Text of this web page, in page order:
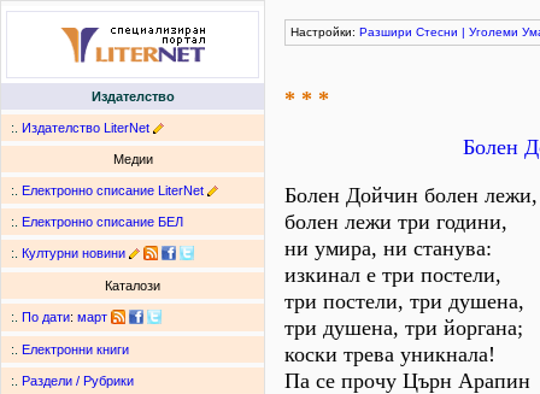
Издателство
:. Издателство LiterNet
Медии
:. Електронно списание LiterNet
:. Електронно списание БЕЛ
:. Културни новини
Каталози
:. По дати: март
:. Електронни книги
:. Раздели / Рубрики
Настройки: Разшири Стесни | Уголеми
* * *
Болен
Болен Дойчин болен лежи,
болен лежи три години,
ни умира, ни станува:
изкинал е три постели,
три постели, три душена,
три душена, три йоргана;
коски трева уникнала!
Па се прочу Църн Арапин